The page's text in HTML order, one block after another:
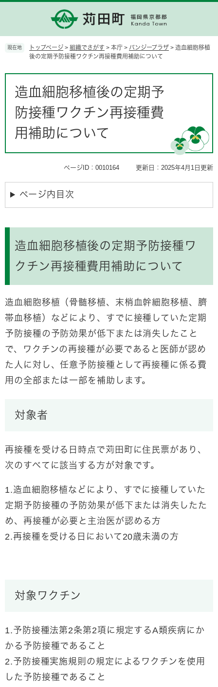
の
す。
ー
し
現在地 トップページ > 組織でさがす > 本庁 > パンジープラザ > 造血細胞移植
後の定期予防接種ワクチン再接種費用補助について
造血細胞移植後の定期予
防接種ワクチン再接種費
用補助について
ページID：0010164 更新日：2025年4月1日更新
ページ内目次
造血細胞移植後の定期予防接種ワ
クチン再接種費用補助について
造血細胞移植（骨髄移植、末梢血幹細胞移植、臍
帯血移植）などにより、すでに接種していた定期
予防接種の予防効果が低下または消失したこと
で、ワクチンの再接種が必要であると医師が認め
た人に対し、任意予防接種として再接種に係る費
用の全部または一部を補助します。
対象者
再接種を受ける日時点で苅田町に住民票があり、
次のすべてに該当する方が対象です。
1.造血細胞移植などにより、すでに接種していた
定期予防接種の予防効果が低下または消失したた
め、再接種が必要と主治医が認める方
2.再接種を受ける日において20歳未満の方
対象ワクチン
1.予防接種法第2条第2項に規定するA類疾病にか
かる予防接種であること
2.予防接種実施規則の規定によるワクチンを使用
した予防接種であること